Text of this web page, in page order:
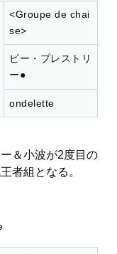
<Groupe de chai
se>
ビー・プレストリ
ー●
ondelette
＆小波が2度目の
者組となる。